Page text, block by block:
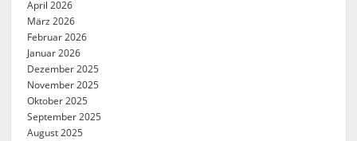
April 2026
März 2026
Februar 2026
Januar 2026
Dezember 2025
November 2025
Oktober 2025
September 2025
August 2025